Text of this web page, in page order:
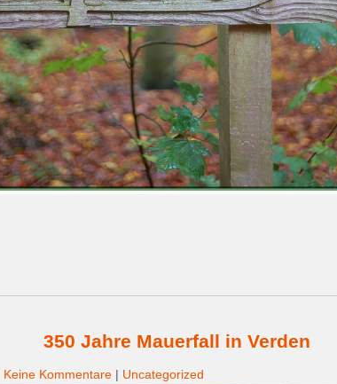
350 Jahre Mauerfall in Verden
Keine Kommentare | Uncategorized